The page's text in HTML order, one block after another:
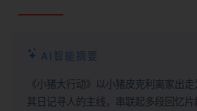
AI智能摘要
《小猪大行动》以小猪皮克利离家出
其日记寻人的主线，串联起多段回忆